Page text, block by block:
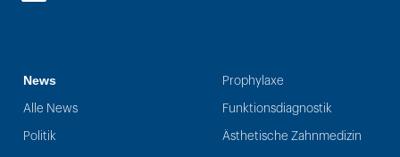
News
Alle News
Politik
Prophylaxe
Funktionsdiagnostik
Ästhetische Zahnmedizin